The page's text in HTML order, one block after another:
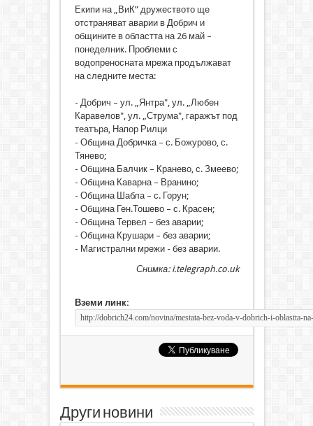
Екипи на „ВиК” дружеството ще
отстраняват аварии в Добрич и
общините в областта на 26 май –
понеделник. Проблеми с
водопреносната мрежа продължават
на следните места:
- Добрич – ул. „Янтра", ул. „Любен
Каравелов", ул. „Струма", гаражът под
театъра, Напор Рилци
- Община Добричка – с. Божурово, с.
Тянево;
- Община Балчик – Кранево, с. Змеево;
- Община Каварна – Вранино;
- Община Шабла – с. Горун;
- Община Ген.Тошево – с. Красен;
- Община Тервел – без аварии;
- Община Крушари – без аварии;
- Магистрални мрежи - без аварии.
Снимка: i.telegraph.co.uk
Вземи линк:
Други новини